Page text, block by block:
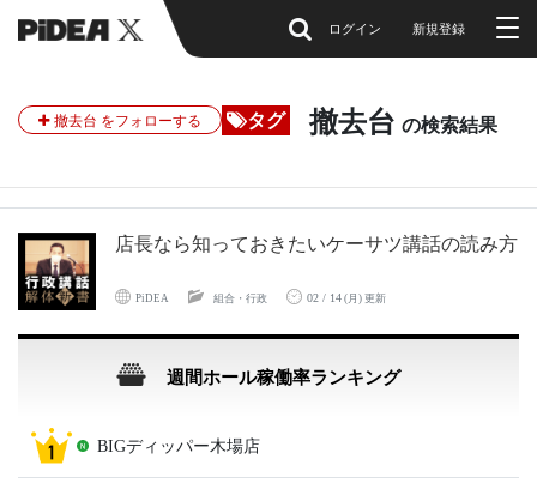
ログイン 新規登録
タグ 撤去台 の検索結果
撤去台 をフォローする
店長なら知っておきたいケーサツ講話の読み方
PiDEA 組合・行政 02 / 14(月) 更新
週間ホール稼働率ランキング
BIGディッパー木場店